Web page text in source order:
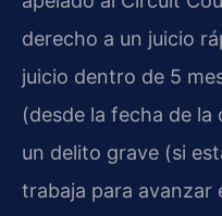
derecho a un juicio
juicio dentro de 5
(desde la fecha de
un delito grave (si
trabaja para avanzar